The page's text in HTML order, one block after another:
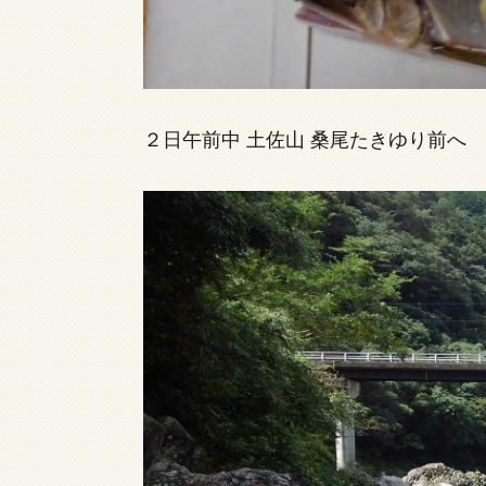
２日午前中 土佐山 桑尾たきゆり前へ